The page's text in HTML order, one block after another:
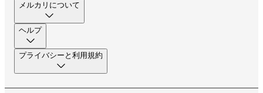
メルカリについて
ヘルプ
プライバシーと利用規約